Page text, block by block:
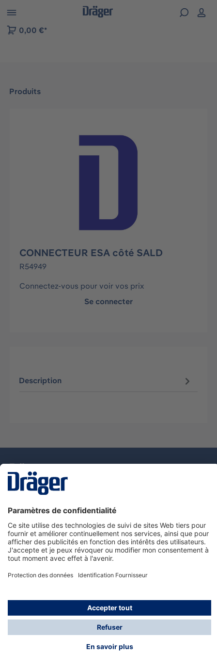
to B2B platform navigation
0,00 €*
Produits
Ignorer la galerie d'images
CONNECTEUR ESA côté SALD
R54949
Connectez-vous pour voir vos prix
Se connecter
Description
Nous contacter
Service de e-commande Dräger
Informations sur les produits
© Dräger France SAS, 2024
*Prix hors taxe. Frais de gestion et de livraison standard
offerts; Indépendamment de la valeur ou du volume de